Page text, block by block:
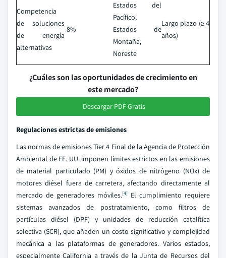
Competencia
de soluciones
de energía
alternativas
-8%
Estados del
Pacífico,
Estados de
Montaña,
Noreste
Largo plazo (≥ 4
años)
¿Cuáles son las oportunidades de crecimiento en
este mercado?
Descargar PDF Gratis
Regulaciones estrictas de emisiones
Las normas de emisiones Tier 4 Final de la Agencia de Protección
Ambiental de EE. UU. imponen límites estrictos en las emisiones
de material particulado (PM) y óxidos de nitrógeno (NOx) de
motores diésel fuera de carretera, afectando directamente al
mercado de generadores móviles.[4] El cumplimiento requiere
sistemas avanzados de postratamiento, como filtros de
partículas diésel (DPF) y unidades de reducción catalítica
selectiva (SCR), que añaden un costo significativo y complejidad
mecánica a las plataformas de generadores. Varios estados,
especialmente California a través de la Junta de Recursos del